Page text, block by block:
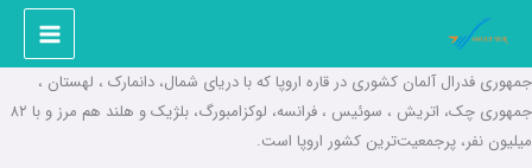
محتوا
جمهوری فدرال آلمان کشوری در قاره اروپا که با دریای شمال، دانمارک ، لهستان ،
جمهوری چک، اتریش ، سوئیس ، فرانسه، لوکزامبورگ، بلژیک و هلند هم مرز و با ۸۲
میلیون نفر، پرجمعیت‌ترین کشور اروپا است.